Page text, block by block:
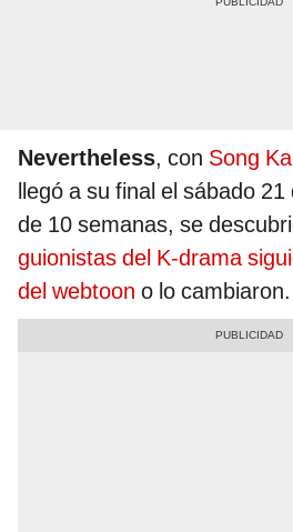
Nevertheless, con Song
llegó a su final el sábado
de 10 semanas, se
guionistas del K-drama
del webtoon o lo cambiaron.